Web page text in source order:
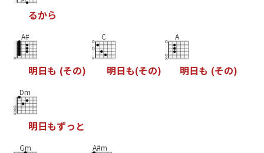
るから
A#
明日も (その)
C
明日も(その)
A
明日も (その)
Dm
明日もずっ と
Gm A#m